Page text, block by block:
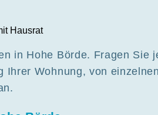
in Hohe Börde. Fragen Sie
Ihrer Wohnung, von